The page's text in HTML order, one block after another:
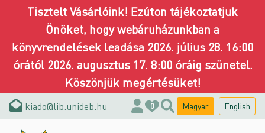
Tisztelt Vásárlóink! Ezúton tájékoztatjuk
Önöket, hogy webáruházunkban a
könyvrendelések leadása 2026. július 28. 16:00
órától 2026. augusztus 17. 8:00 óráig szünetel.
Köszönjük megértésüket!
kiado@lib.unideb.hu 0 Magyar English